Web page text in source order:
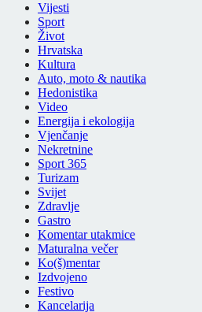
Vijesti
Sport
Život
Hrvatska
Kultura
Auto, moto & nautika
Hedonistika
Video
Energija i ekologija
Vjenčanje
Nekretnine
Sport 365
Turizam
Svijet
Zdravlje
Gastro
Komentar utakmice
Maturalna večer
Ko(š)mentar
Izdvojeno
Festivo
Kancelarija